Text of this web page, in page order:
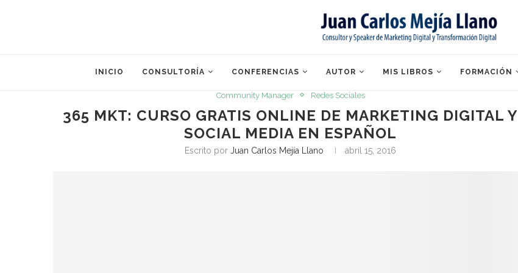
INICIO CONSULTORÍA CONFERENCIAS AUTOR MIS LIBROS FORMACIÓN
Community Manager Redes Sociales
365 MKT: CURSO GRATIS ONLINE DE MARKETING DIGITAL Y
SOCIAL MEDIA EN ESPAÑOL
Escrito por Juan Carlos Mejía Llano abril 15, 2016